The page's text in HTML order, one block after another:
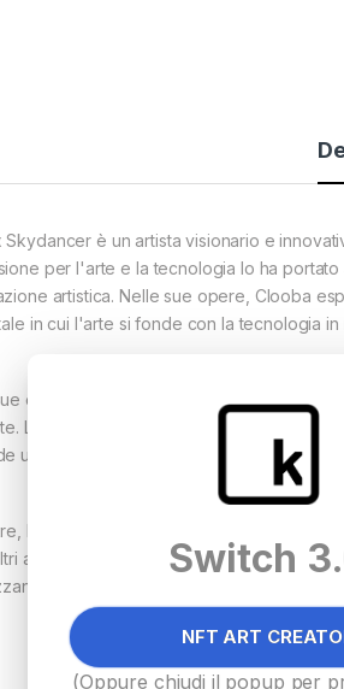
Skydancer è un artista visionario e
per l'arte e la tecnologia lo ha
artistica. Nelle sue opere, Clooba
in cui l'arte si fonde con la tecnologia in
esposizioni hanno attirato l'attenzione
La sua continua ricerca di nuovi modi
un artista all'avanguardia e avvincente.
Max è un fervente sostenitore
ad abbracciare l'intersezione tra arte e
l'intelligenza artificiale come
Switch
NFT ART
(Oppure chiudi il popup per